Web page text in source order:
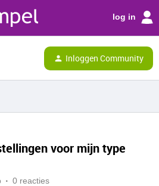
log in
Inloggen Community
voor mijn type
0 reacties